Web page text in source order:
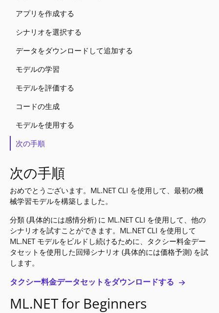
アプリを作成する
シナリオを選択する
データをダウンロードして追加する
モデルの学習
モデルを評価する
コードの生成
モデルを使用する
次の手順
次の手順
おめでとうございます。ML.NET CLI を使用して、最初の機
械学習モデルを構築しました。
分類 (具体的には感情分析) に ML.NET CLI を使用して、他の
シナリオを試すことができます。ML.NET CLI を使用して
ML.NET モデルをビルドし続けるために、タクシー料金デー
タセットを使用した回帰シナリオ (具体的には価格予測) を試
します。
タクシー料金データセットをダウンロードする
ML.NET for Beginners